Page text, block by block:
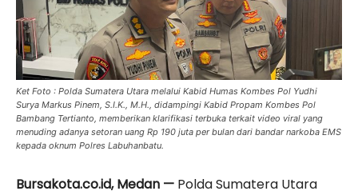
Ket Foto : Polda Sumatera Utara melalui Kabid Humas Kombes Pol Yudhi
Surya Markus Pinem, S.I.K., M.H., didampingi Kabid Propam Kombes Pol
Bambang Tertianto, memberikan klarifikasi terbuka terkait video viral yang
menuding adanya setoran uang Rp 190 juta per bulan dari bandar narkoba EMS
kepada oknum Polres Labuhanbatu.
Bursakota.co.id, Medan — Polda Sumatera Utara